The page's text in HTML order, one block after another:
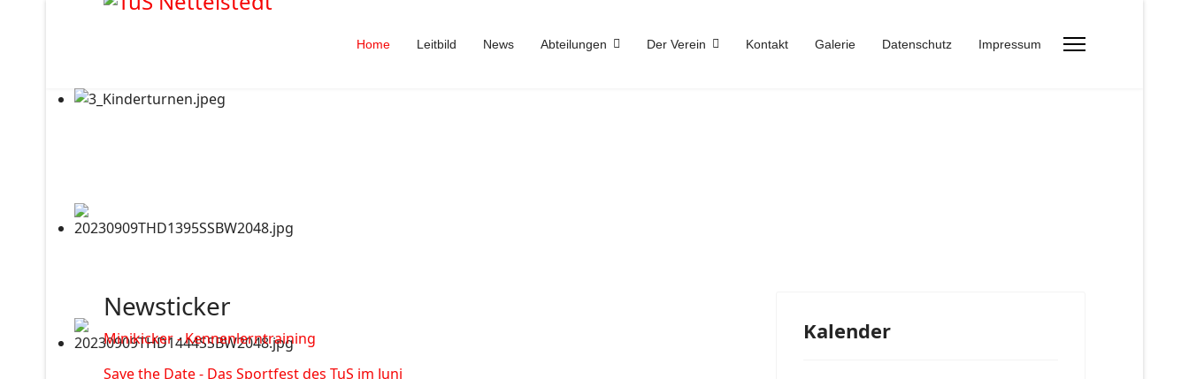
Home Leitbild News Abteilungen Der Verein Kontakt Galerie Datenschutz Impressum
Newsticker
Minikicker - Kennenlerntraining
Save the Date - Das Sportfest des TuS im Juni
Kalender